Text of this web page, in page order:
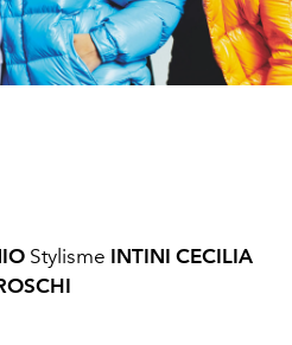
Stylisme INTINI CECILIA